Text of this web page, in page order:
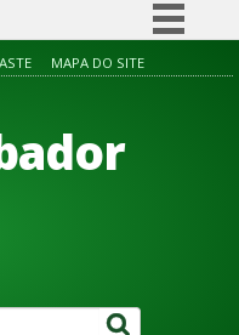
Simplifique!
Participe
Acesso à informação
MAPA DO SITE